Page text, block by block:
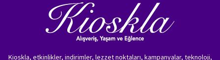
Kioskla, etkinlikler, indirimler, lezzet noktaları, kampanyalar, teknoloji,